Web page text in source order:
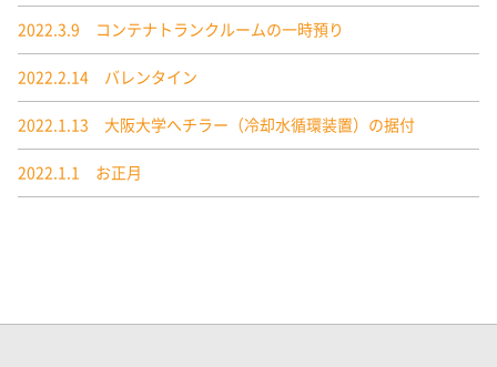
2022.3.9 コンテナトランクルームの一時預り
2022.2.14 バレンタイン
2022.1.13 大阪大学へチラー（冷却水循環装置）の据付
2022.1.1 お正月